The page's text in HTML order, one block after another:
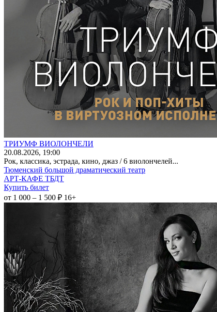
ТРИУМФ ВИОЛОНЧЕЛИ
20.08.2026, 19:00
Рок, классика, эстрада, кино, джаз / 6 виолончелей...
Тюменский большой драматический театр
АРТ-КАФЕ ТБДТ
Купить билет
от 1 000 – 1 500 ₽ 16+